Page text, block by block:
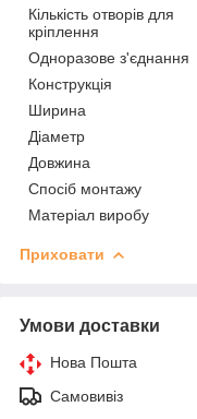
Кількість отворів для
кріплення
Одноразове з'єднання
Конструкція
Ширина
Діаметр
Довжина
Спосіб монтажу
Матеріал виробу
Приховати
Умови доставки
Нова Пошта
Самовивіз